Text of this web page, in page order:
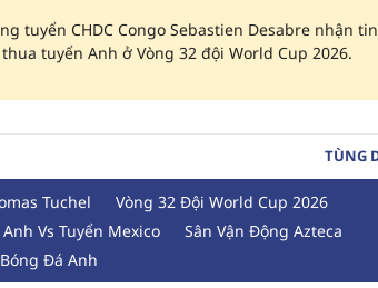
tuyển CHDC Congo Sebastien Desabre nhận tin
tuyển Anh ở Vòng 32 đội World Cup 2026.
TÙNG
Tuchel
Vòng 32 Đội World Cup 2026
Vs Tuyển Mexico
Sân Vận Động Azteca
Bóng Đá Anh